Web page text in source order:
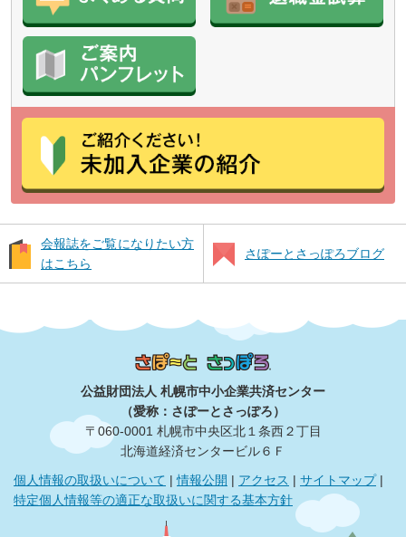
会報誌をご覧になりたい方
はこちら
さぽーとさっぽろブログ
公益財団法人 札幌市中小企業共済センター
（愛称：さぽーとさっぽろ）
〒060‐0001 札幌市中央区北１条西２丁目
北海道経済センタービル６Ｆ
個人情報の取扱いについて |情報公開 | アクセス | サイトマップ|
特定個人情報等の適正な取扱いに関する基本方針